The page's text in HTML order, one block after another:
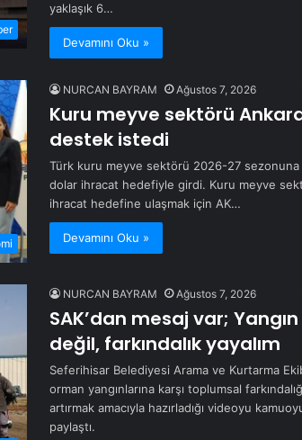
yaklaşık 6…
Devamını Oku »
NURCAN BAYRAM Ağustos 7, 2026
Kuru meyve sektörü
destek istedi
Türk kuru meyve sektörü 2026-27 sezonuna
dolar ihracat hedefiyle girdi. Kuru meyve
ihracat hedefine ulaşmak için AK…
Devamını Oku »
NURCAN BAYRAM Ağustos 7, 2026
SAK’dan mesaj var; Yangın
değil, farkındalık yayalım
Seferihisar Belediyesi Arama ve Kurtarma
orman yangınlarına karşı toplumsal
artırmak amacıyla hazırladığı videoyu
paylaştı.